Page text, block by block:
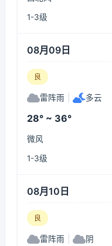
1-3级
08月09日
良
雷阵雨 多云
28° ~ 36°
微风
1-3级
08月10日
良
雷阵雨 阴